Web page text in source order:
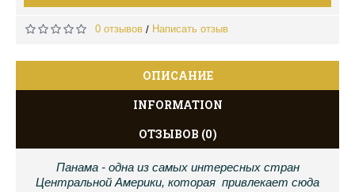
0 отзывов / Написать отзыв
ОПИСАНИЕ
INFORMATION
ОТЗЫВОВ (0)
Панама - одна из самых интересных стран
Центральной Америки, которая привлекает сюда